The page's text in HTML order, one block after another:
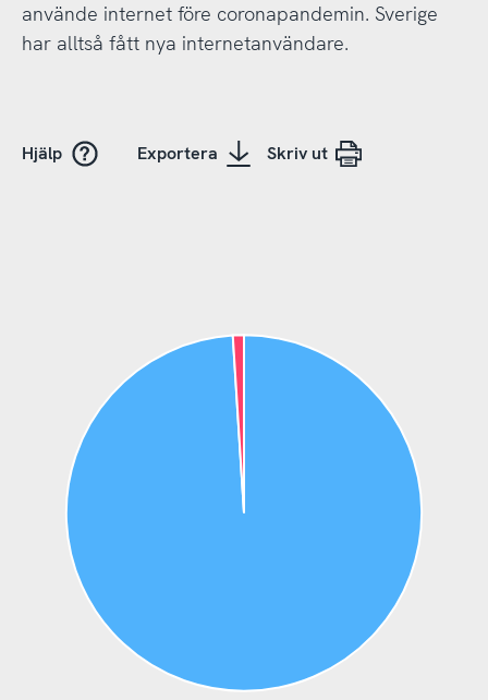
använde internet före coronapandemin. Sverige
har alltså fått nya internetanvändare.
Hjälp Exportera Skriv ut